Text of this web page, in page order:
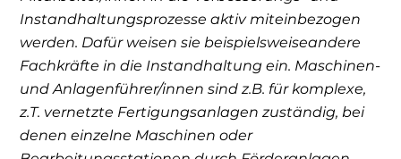
Instandhaltungsprozesse aktiv miteinbezogen
werden. Dafür weisen sie beispielsweiseandere
Fachkräfte in die Instandhaltung ein. Maschinen-
und Anlagenführer/innen sind z.B. für komplexe,
z.T. vernetzte Fertigungsanlagen zuständig, bei
denen einzelne Maschinen oder